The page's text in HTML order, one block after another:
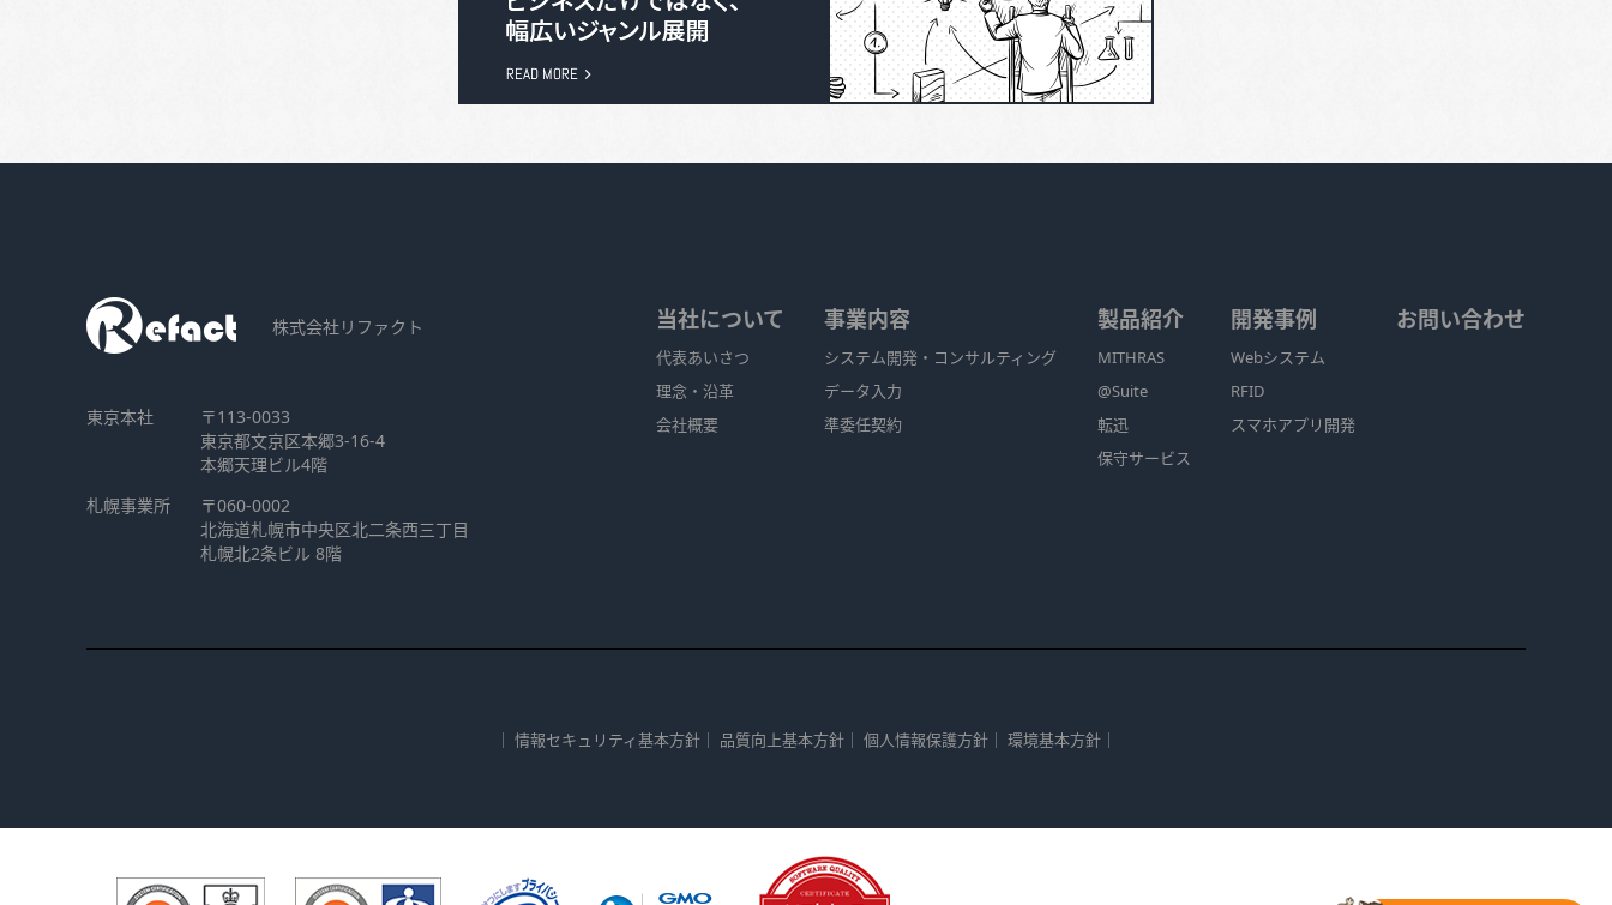
株式会社リファクト
東京本社
〒113-0033
東京都文京区本郷3-16-4
本郷天理ビル4階
札幌事業所
〒060-0002
北海道札幌市中央区北二条西三丁目
札幌北2条ビル 8階
当社について
代表あいさつ
理念・沿革
会社概要
事業内容
システム開発・コンサルティング
データ入力
準委任契約
製品紹介
MITHRAS
@Suite
転迅
保守サービス
開発事例
Webシステム
RFID
スマホアプリ開発
お問い合わせ
｜ 情報セキュリティ基本方針 ｜ 品質向上基本方針 ｜ 個人情報保護方針 ｜ 環境基本方針 ｜